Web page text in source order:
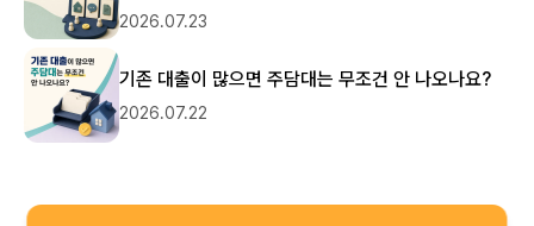
2026.07.23
기존 대출이 많으면 주담대는 무조건 안 나오나요?
2026.07.22